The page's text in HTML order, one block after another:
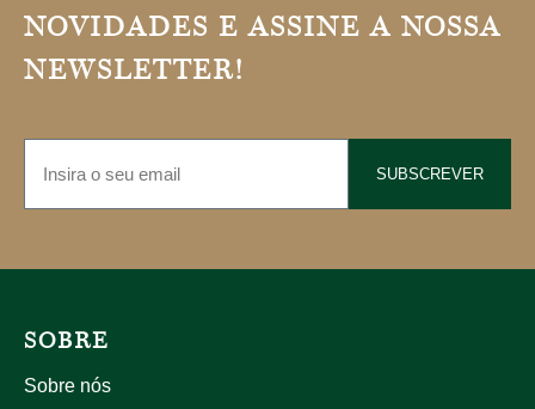
NOVIDADES E ASSINE A NOSSA
NEWSLETTER!
SUBSCREVER
SOBRE
Sobre nós